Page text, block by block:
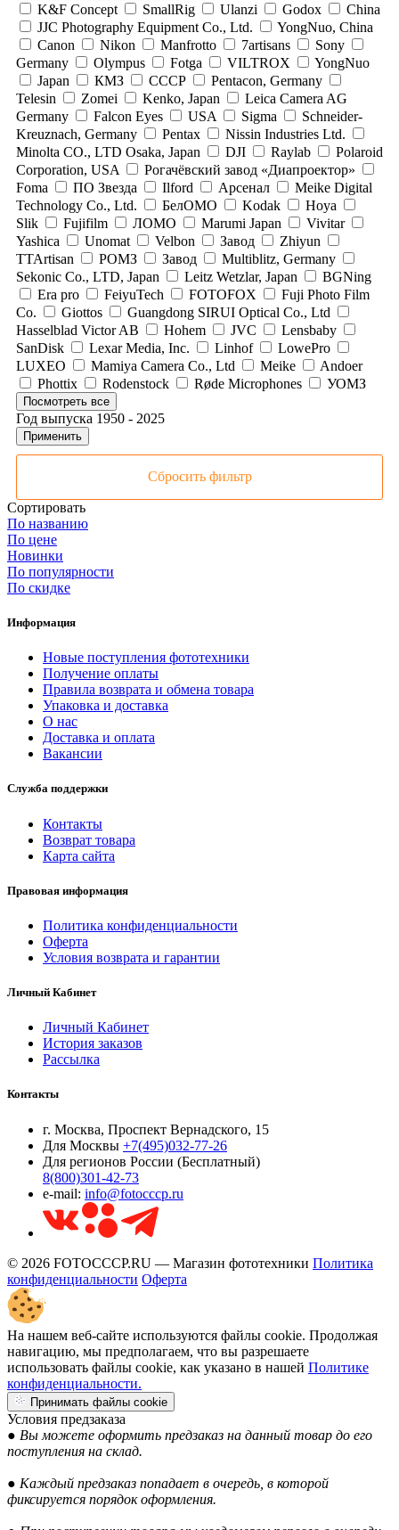
K&F Concept SmallRig Ulanzi Godox
China
JJC Photography Equipment Co., Ltd.
YongNuo, China
Canon
Nikon Manfrotto 7artisans
Sony
Germany
Olympus Fotga VILTROX
YongNuo
Japan
КМЗ СССР
Pentacon, Germany
Telesin
Zomei Kenko, Japan
Leica Camera AG
Germany
Falcon Eyes USA Sigma
Schneider-
Kreuznach, Germany
Pentax
Nissin Industries Ltd.
Minolta CO., LTD Osaka, Japan
DJI Raylab
Polaroid
Corporation, USA
Рогачёвский завод «Диапроектор»
Foma
ПО Звезда Ilford Арсенал
Meike Digital
Technology Co., Ltd.
БелОМО Kodak
Hoya
Slik
Fujifilm ЛОМО Marumi Japan
Vivitar
Yashica
Unomat Velbon Завод
Zhiyun
TTArtisan
РОМЗ Завод
Multiblitz, Germany
Sekonic Co., LTD, Japan
Leitz Wetzlar, Japan
BGNing
Era pro
FeiyuTech FOTOFOX
Fuji Photo Film
Co.
Giottos
Guangdong SIRUI Optical Co., Ltd
Hasselblad Victor AB
Hohem JVC
Lensbaby
SanDisk
Lexar Media, Inc. Linhof
LowePro
LUXEO
Mamiya Camera Co., Ltd Meike
Andoer
Phottix
Rodenstock Røde Microphones УОМЗ
Посмотреть все
Год выпуска 1950 - 2025
Применить
Сбросить фильтр
Сортировать
По названию
По цене
Новинки
По популярности
По скидке
Информация
Новые поступления фототехники
Получение оплаты
Правила возврата и обмена товара
Упаковка и доставка
О нас
Доставка и оплата
Вакансии
Служба поддержки
Контакты
Возврат товара
Карта сайта
Правовая информация
Политика конфиденциальности
Оферта
Условия возврата и гарантии
Личный Кабинет
Личный Кабинет
История заказов
Рассылка
Контакты
г. Москва, Проспект Вернадского, 15
Для Москвы +7(495)032-77-26
Для регионов России (Бесплатный)
8(800)301-42-73
e-mail: info@fotocccp.ru
© 2026 FOTOCCCP.RU — Магазин фототехники Политика
конфиденциальности Оферта
На нашем веб-сайте используются файлы cookie. Продолжая
навигацию, мы предполагаем, что вы разрешаете
использовать файлы cookie, как указано в нашей Политике
конфиденциальности.
Принимать файлы cookie
Условия предзаказа
● Вы можете оформить предзаказ на данный товар до его
поступления на склад.
● Каждый предзаказ попадает в очередь, в которой
фиксируется порядок оформления.